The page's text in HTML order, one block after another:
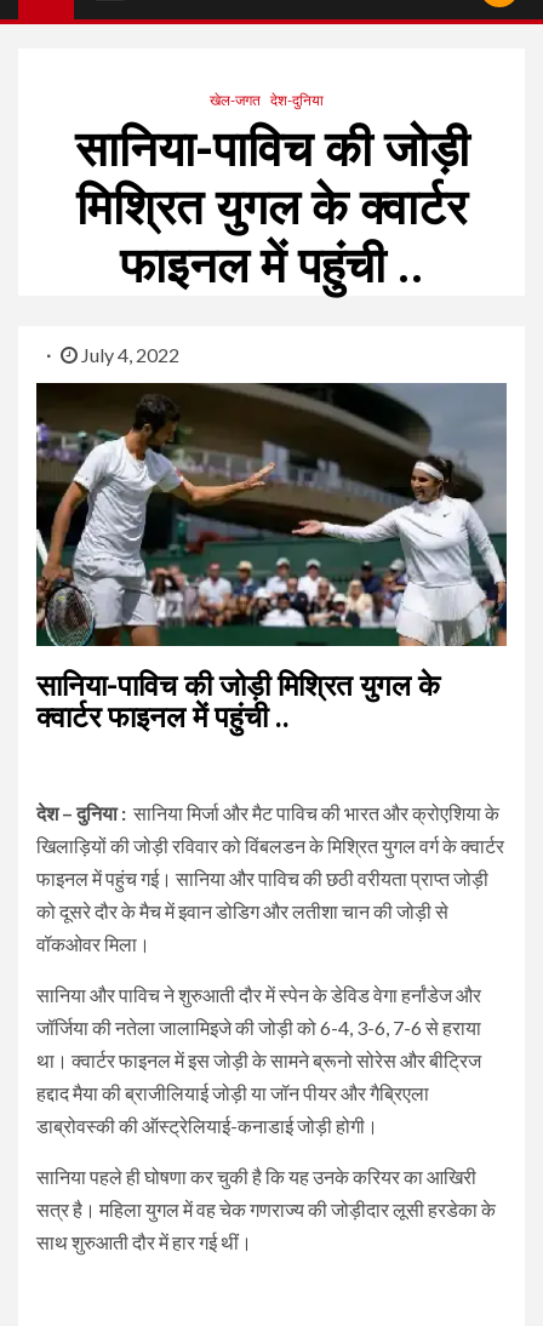
खेल-जगत देश-दुनिया
सानिया-पाविच की जोड़ी
मिश्रित युगल के क्वार्टर
फाइनल में पहुंची ..
July 4, 2022
सानिया-पाविच की जोड़ी मिश्रित युगल के
क्वार्टर फाइनल में पहुंची ..
देश – दुनिया : सानिया मिर्जा और मैट पाविच की भारत और क्रोएशिया के
खिलाड़ियों की जोड़ी रविवार को विंबलडन के मिश्रित युगल वर्ग के क्वार्टर
फाइनल में पहुंच गई। सानिया और पाविच की छठी वरीयता प्राप्त जोड़ी
को दूसरे दौर के मैच में इवान डोडिग और लतीशा चान की जोड़ी से
वॉकओवर मिला।
सानिया और पाविच ने शुरुआती दौर में स्पेन के डेविड वेगा हर्नांडेज और
जॉर्जिया की नतेला जालामिइजे की जोड़ी को 6-4, 3-6, 7-6 से हराया
था। क्वार्टर फाइनल में इस जोड़ी के सामने ब्रूनो सोरेस और बीट्रिज
हद्दाद मैया की ब्राजीलियाई जोड़ी या जॉन पीयर और गैब्रिएला
डाब्रोवस्की की ऑस्ट्रेलियाई-कनाडाई जोड़ी होगी।
सानिया पहले ही घोषणा कर चुकी है कि यह उनके करियर का आखिरी
सत्र है। महिला युगल में वह चेक गणराज्य की जोड़ीदार लूसी हरडेका के
साथ शुरुआती दौर में हार गई थीं।